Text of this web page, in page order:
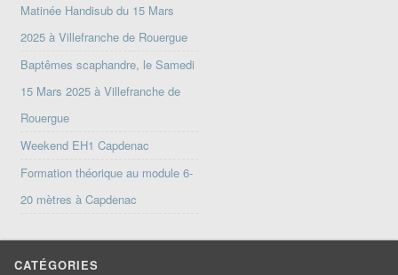
Matinée Handisub du 15 Mars
2025 à Villefranche de Rouergue
Baptêmes scaphandre, le Samedi
15 Mars 2025 à Villefranche de
Rouergue
Weekend EH1 Capdenac
Formation théorique au module 6-
20 mètres à Capdenac
CATÉGORIES